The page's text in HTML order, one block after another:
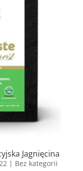
Jagnięcina
| Bez kategorii